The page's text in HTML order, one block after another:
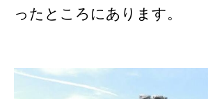
ったところにあります。